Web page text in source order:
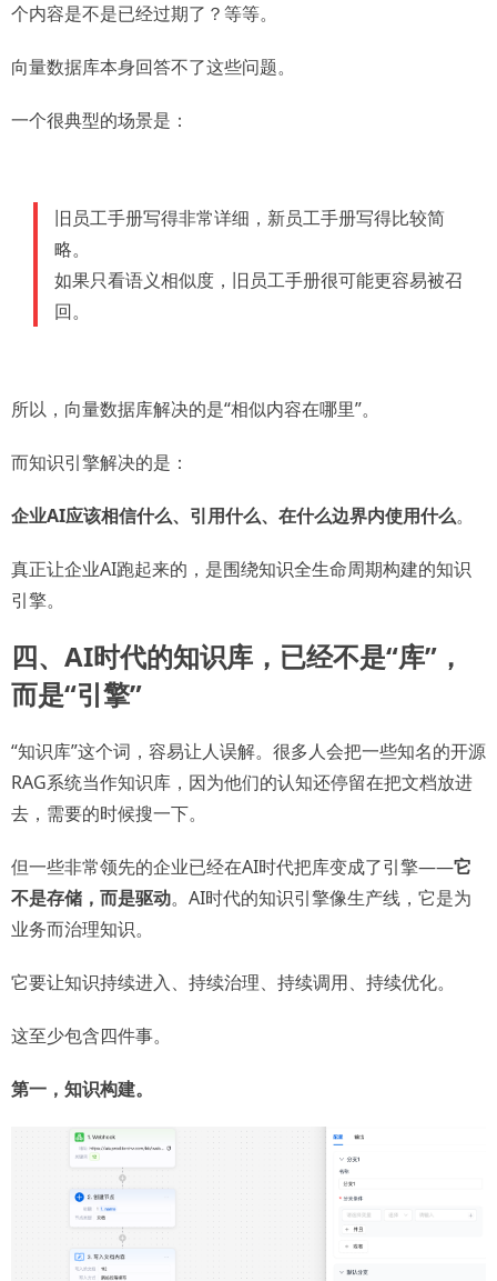
个内容是不是已经过期了？等等。
向量数据库本身回答不了这些问题。
一个很典型的场景是：
旧员工手册写得非常详细，新员工手册写得比较简
略。
如果只看语义相似度，旧员工手册很可能更容易被召
回。
所以，向量数据库解决的是“相似内容在哪里”。
而知识引擎解决的是：
企业AI应该相信什么、引用什么、在什么边界内使用什么。
真正让企业AI跑起来的，是围绕知识全生命周期构建的知识
引擎。
四、AI时代的知识库，已经不是“库”，
而是“引擎”
“知识库”这个词，容易让人误解。很多人会把一些知名的开源
RAG系统当作知识库，因为他们的认知还停留在把文档放进
去，需要的时候搜一下。
但一些非常领先的企业已经在AI时代把库变成了引擎——它
不是存储，而是驱动。AI时代的知识引擎像生产线，它是为
业务而治理知识。
它要让知识持续进入、持续治理、持续调用、持续优化。
这至少包含四件事。
第一，知识构建。